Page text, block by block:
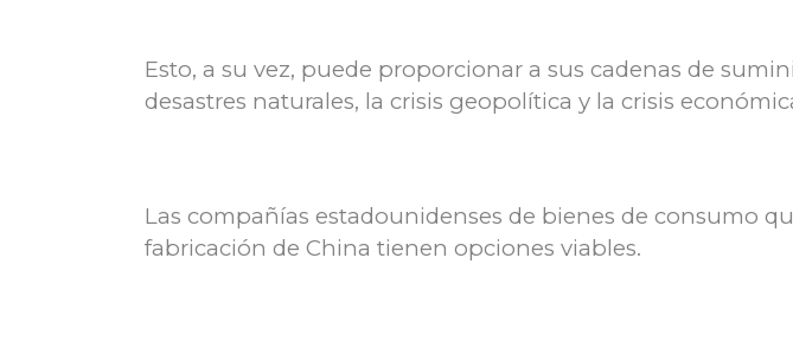
Esto, a su vez, puede proporcionar a sus cadenas de
desastres naturales, la crisis geopolítica y la crisis
Las compañías estadounidenses de bienes de consumo
fabricación de China tienen opciones viables.